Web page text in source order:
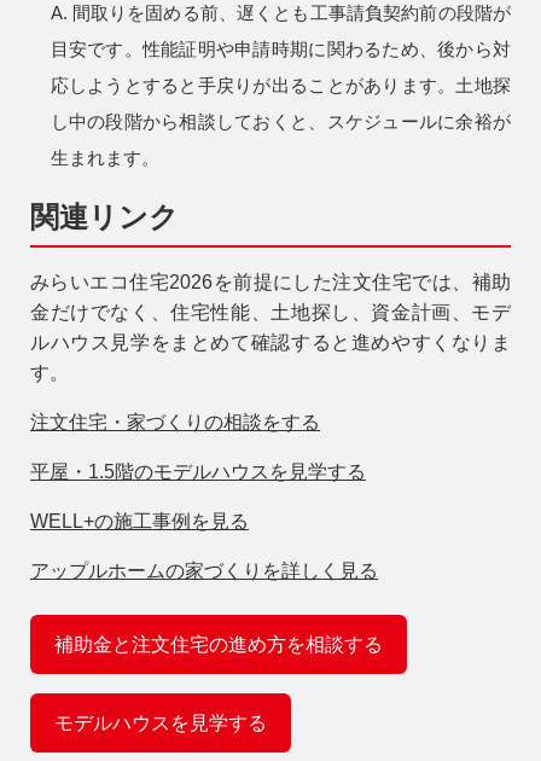
A. 間取りを固める前、遅くとも工事請負契約前の段階が
目安です。性能証明や申請時期に関わるため、後から対
応しようとすると手戻りが出ることがあります。土地探
し中の段階から相談しておくと、スケジュールに余裕が
生まれます。
関連リンク
みらいエコ住宅2026を前提にした注文住宅では、補助
金だけでなく、住宅性能、土地探し、資金計画、モデ
ルハウス見学をまとめて確認すると進めやすくなりま
す。
注文住宅・家づくりの相談をする
平屋・1.5階のモデルハウスを見学する
WELL+の施工事例を見る
アップルホームの家づくりを詳しく見る
補助金と注文住宅の進め方を相談する
モデルハウスを見学する